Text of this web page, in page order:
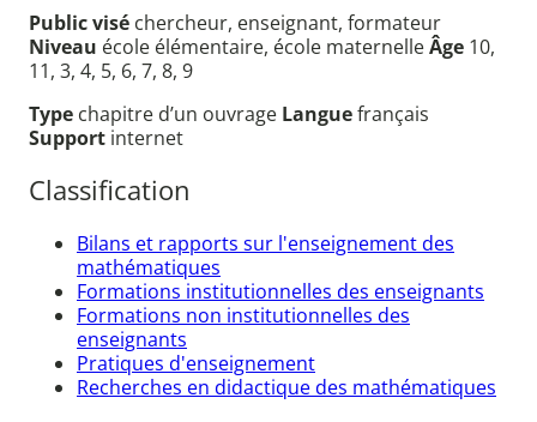
Public visé chercheur, enseignant, formateur
Niveau école élémentaire, école maternelleÂge 10,
11, 3, 4, 5, 6, 7, 8, 9
Type chapitre d’un ouvrage Languefrançais
Support internet
Classification
Bilans et rapports sur l'enseignement des
mathématiques
Formations institutionnelles des enseignants
Formations non institutionnelles des
enseignants
Pratiques d'enseignement
Recherches en didactique des mathématiques